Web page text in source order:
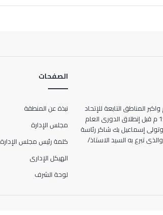
المناطق التابعة للإتحاد
المصرى لكرة القدم ، حيث انشأت عام 1943 م قبل إنطلاق الدورى العام
فى تاريخ مصر عام 1948 م ، وتولى إسماعيل بك شاكر رئاسة
الشواربى والذى تبرع به السيد الاستاذ/
الصفحات
نبذة عن المنطقة
مجلس الإدارة
كلمة رئيس مجلس الإدارة
الهيكل الإدارى
لوحة الشرف